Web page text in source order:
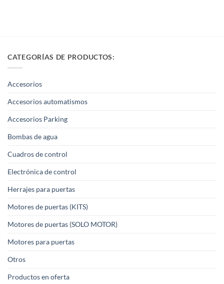
CATEGORÍAS DE PRODUCTOS:
Accesorios
Accesorios automatismos
Accesorios Parking
Bombas de agua
Cuadros de control
Electrónica de control
Herrajes para puertas
Motores de puertas (KITS)
Motores de puertas (SOLO MOTOR)
Motores para puertas
Otros
Productos en oferta